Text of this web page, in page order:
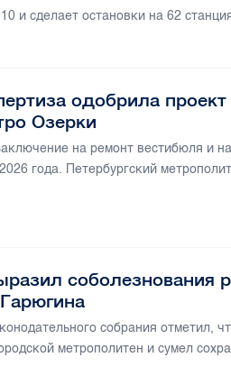
и сделает остановки на 62
одобрила
Озерки
на ремонт вестибюля и
года. Петербургский
соболезнования
собрания отметил,
метрополитен и сумел